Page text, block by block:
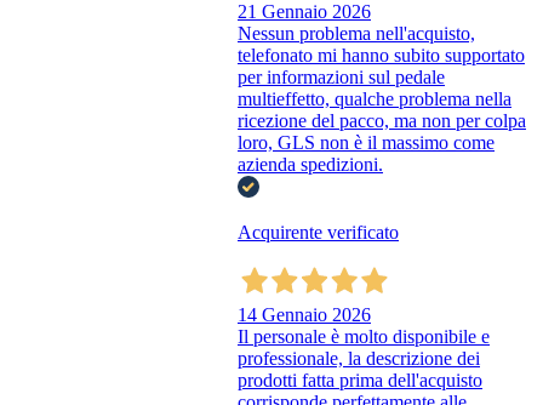
21 Gennaio 2026
Nessun problema nell'acquisto,
telefonato mi hanno subito supportato
per informazioni sul pedale
multieffetto, qualche problema nella
ricezione del pacco, ma non per colpa
loro, GLS non è il massimo come
azienda spedizioni.
Acquirente verificato
14 Gennaio 2026
Il personale è molto disponibile e
professionale, la descrizione dei
prodotti fatta prima dell'acquisto